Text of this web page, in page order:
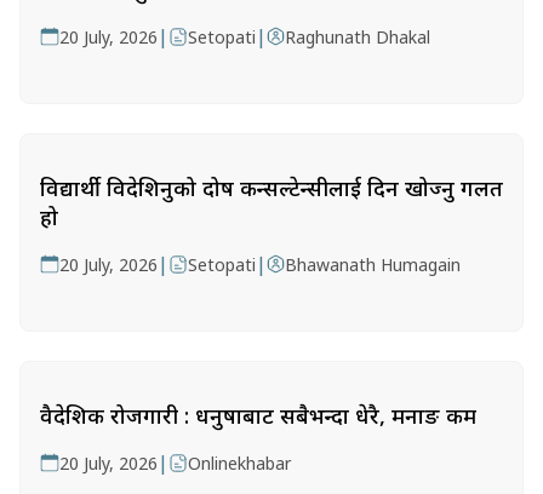
20 July, 2026 | Setopati | Raghunath Dhakal
विद्यार्थी विदेशिनुको दोष कन्सल्टेन्सीलाई दिन खोज्नु गलत
हो
20 July, 2026 | Setopati | Bhawanath Humagain
वैदेशिक रोजगारी : धनुषाबाट सबैभन्दा धेरै, मनाङ कम
20 July, 2026 | Onlinekhabar